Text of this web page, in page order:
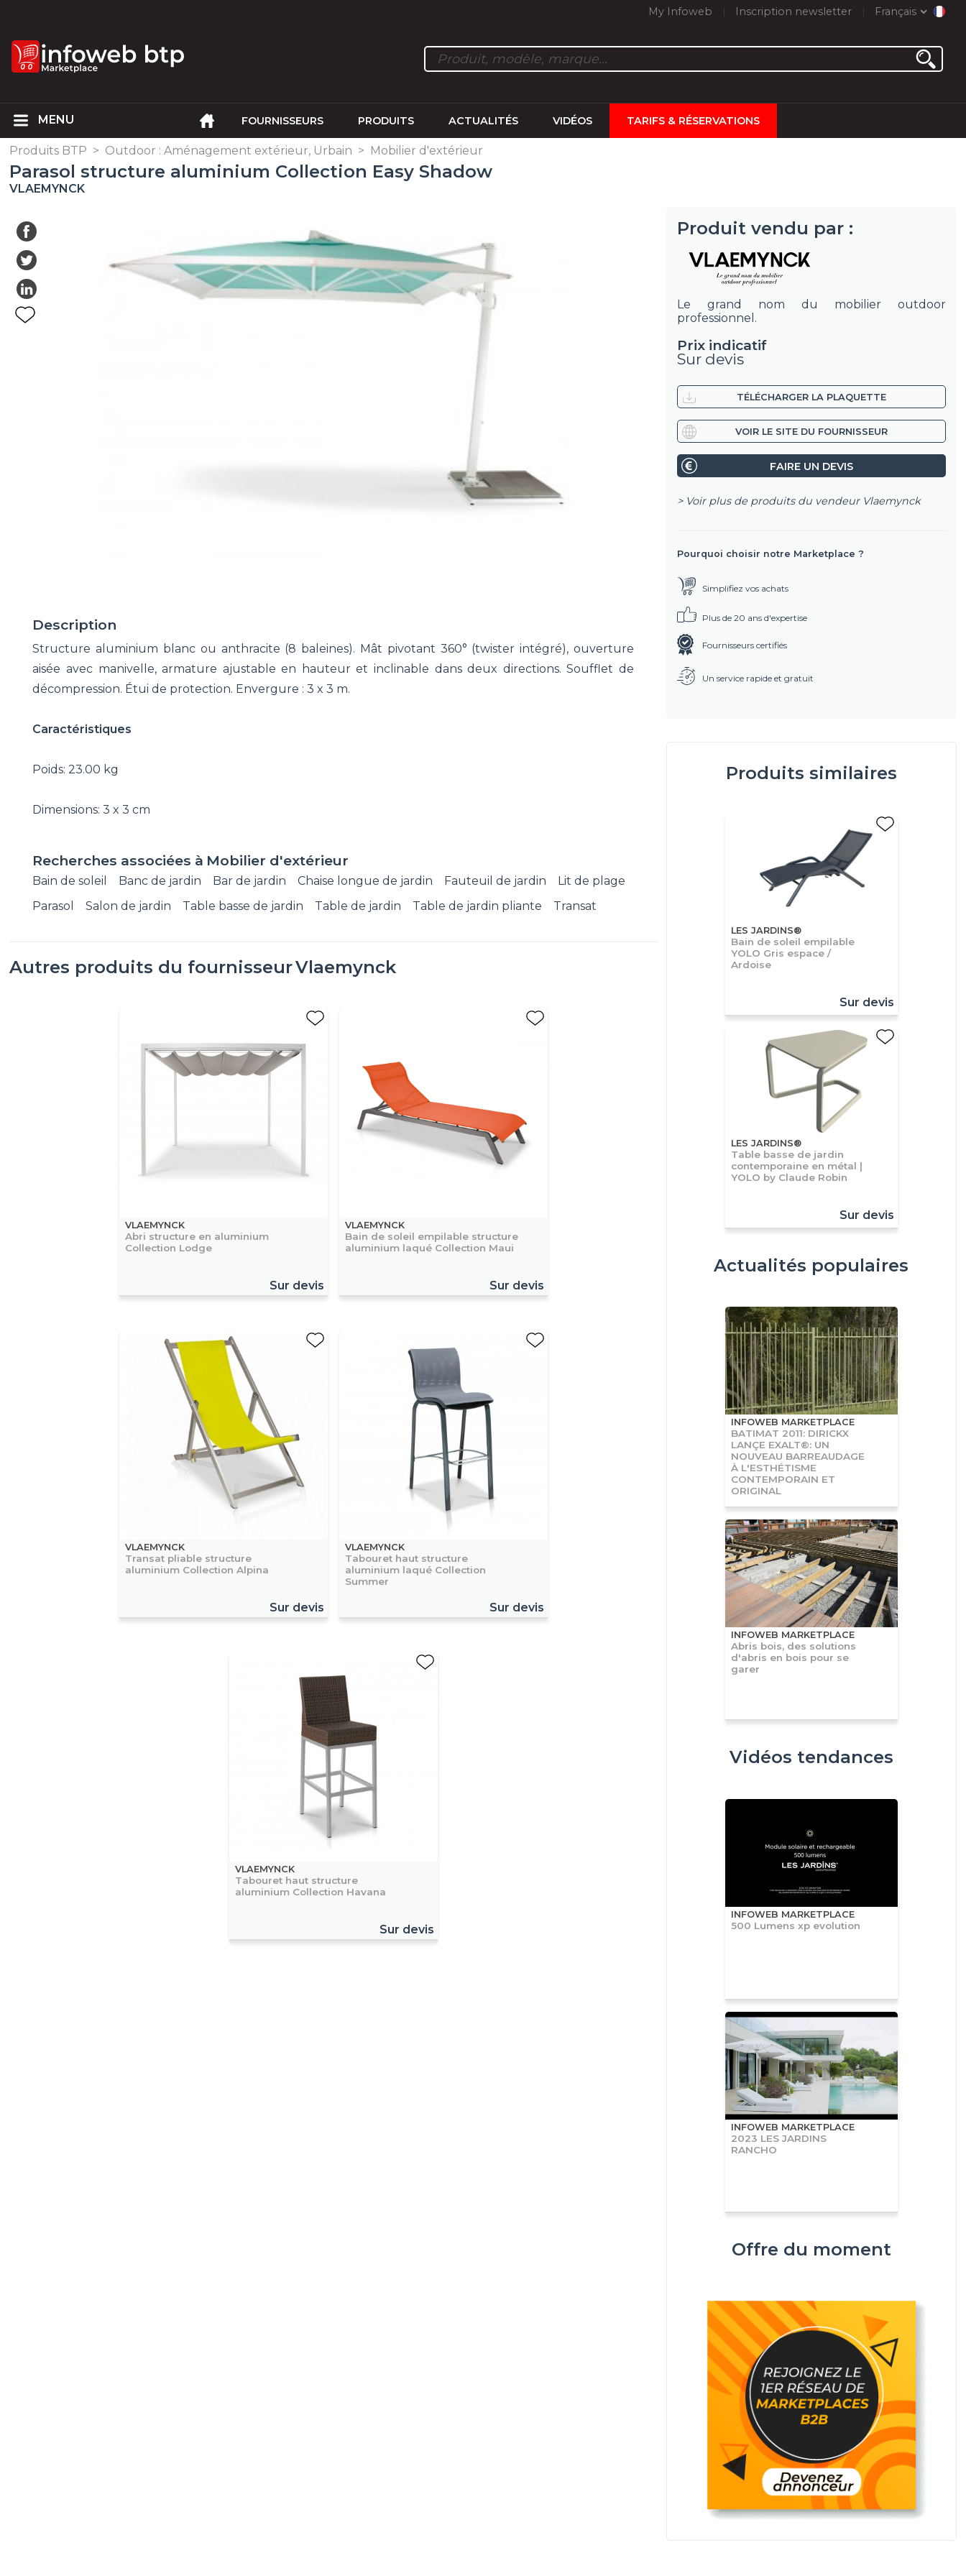
My Infoweb Inscription newsletter Français
FOURNISSEURS PRODUITS ACTUALITÉS VIDÉOS TARIFS & RÉSERVATIONS
Produits BTP > Outdoor : Aménagement extérieur, Urbain > Mobilier d'extérieur
Parasol structure aluminium Collection Easy Shadow
VLAEMYNCK
Description
Structure aluminium blanc ou anthracite (8 baleines). Mât pivotant 360° (twister intégré), ouverture
aisée avec manivelle, armature ajustable en hauteur et inclinable dans deux directions. Soufflet de
décompression. Étui de protection. Envergure : 3 x 3 m.
Caractéristiques
Poids: 23.00 kg
Dimensions: 3 x 3 cm
Recherches associées à Mobilier d'extérieur
Bain de soleil Banc de jardin Bar de jardin Chaise longue de jardin Fauteuil de jardin
Lit de plage
Parasol
Salon de jardin Table basse de jardin Table de jardin Table de jardin pliante Transat
Autres produits du fournisseurVlaemynck
VLAEMYNCK
Abri structure en aluminium
Collection Lodge
Sur devis
VLAEMYNCK
Bain de soleil empilable structure
aluminium laqué Collection Maui
Sur devis
VLAEMYNCK
Transat pliable structure
aluminium Collection Alpina
Sur devis
VLAEMYNCK
Tabouret haut structure
aluminium laqué Collection
Summer
Sur devis
VLAEMYNCK
Tabouret haut structure
aluminium Collection Havana
Sur devis
Produit vendu par :
Le grand nom du mobilier outdoor
professionnel.
Prix indicatif
Sur devis
TÉLÉCHARGER LA PLAQUETTE
VOIR LE SITE DU FOURNISSEUR
FAIRE UN DEVIS
> Voir plus de produits du vendeur Vlaemynck
Pourquoi choisir notre Marketplace ?
Simplifiez vos achats
Plus de 20 ans d'expertise
Fournisseurs certifiés
Un service rapide et gratuit
Produits similaires
LES JARDINS®
Bain de soleil empilable
YOLO Gris espace /
Ardoise
Sur devis
LES JARDINS®
Table basse de jardin
contemporaine en métal |
YOLO by Claude Robin
Sur devis
Actualités populaires
INFOWEB MARKETPLACE
BATIMAT 2011: DIRICKX
LANÇE EXALT®: UN
NOUVEAU BARREAUDAGE
À L'ESTHÉTISME
CONTEMPORAIN ET
ORIGINAL
INFOWEB MARKETPLACE
Abris bois, des solutions
d'abris en bois pour se
garer
Vidéos tendances
INFOWEB MARKETPLACE
500 Lumens xp evolution
INFOWEB MARKETPLACE
2023 LES JARDINS
RANCHO
Offre du moment